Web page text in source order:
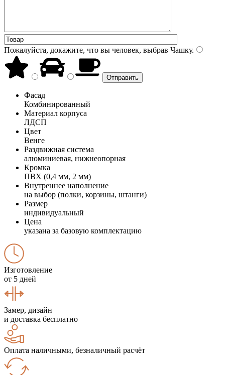
Пожалуйста, докажите, что вы человек, выбрав Чашку.
Фасад
Комбинированный
Материал корпуса
ЛДСП
Цвет
Венге
Раздвижная система
алюминиевая, нижнеопорная
Кромка
ПВХ (0,4 мм, 2 мм)
Внутреннее наполнение
на выбор (полки, корзины, штанги)
Размер
индивидуальный
Цена
указана за базовую комплектацию
Изготовление
от 5 дней
Замер, дизайн
и доставка бесплатно
Оплата наличными, безналичный расчёт